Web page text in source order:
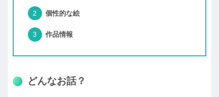
個性的な絵
作品情報
どんなお話？